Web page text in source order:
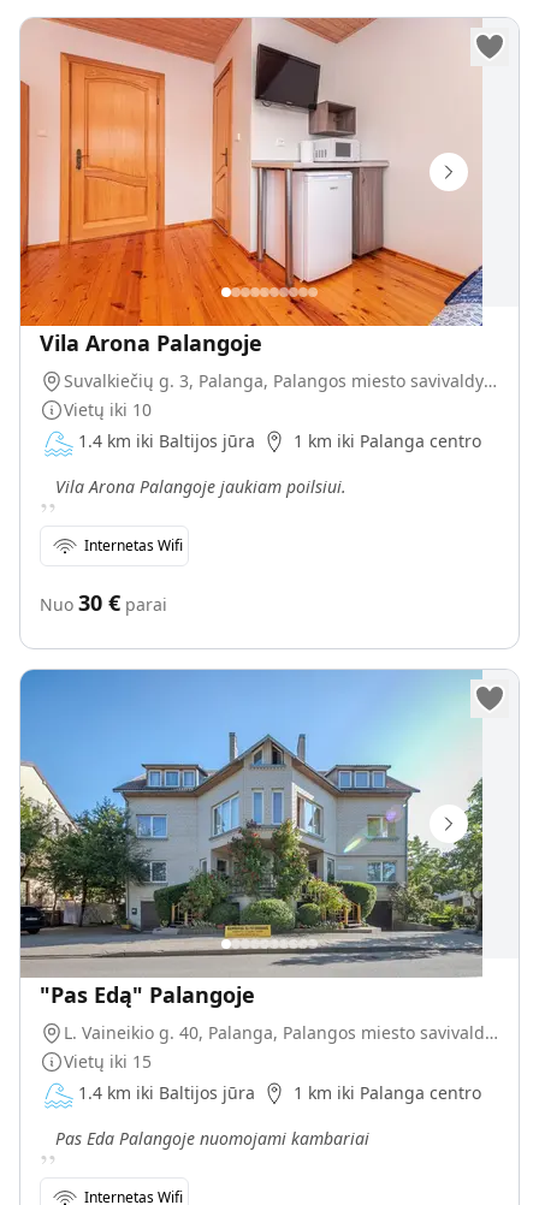
Vila Arona Palangoje
Suvalkiečių g. 3, Palanga, Palangos miesto savivaldybė, Lietuva
Vietų iki 10
1.4 km iki Baltijos jūra
1 km iki Palanga centro
„Vila Arona Palangoje jaukiam poilsiui.
Internetas Wifi
Nuo 30 € parai
"Pas Edą" Palangoje
L. Vaineikio g. 40, Palanga, Palangos miesto savivaldybė, Lietuva
Vietų iki 15
1.4 km iki Baltijos jūra
1 km iki Palanga centro
„Pas Eda Palangoje nuomojami kambariai
Internetas Wifi